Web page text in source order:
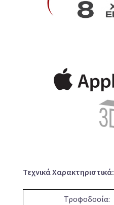
Τεχνικά Χαρακτηριστικά:
Τροφοδοσία: